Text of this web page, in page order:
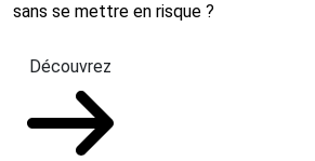
sans se mettre en risque ?
Découvrez